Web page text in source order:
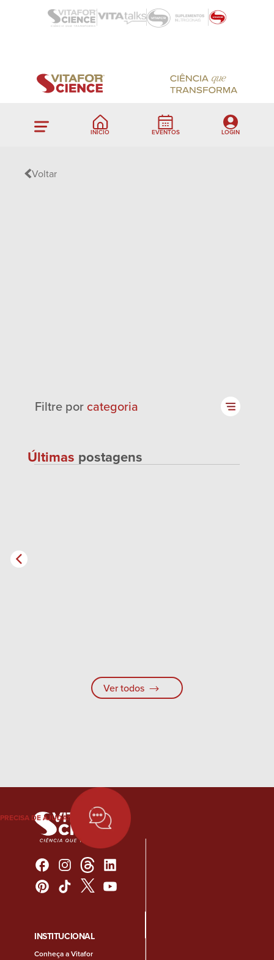
INÍCIO EVENTOS LOGIN
Voltar
Filtre por categoria
Últimas postagens
Ver todos
PRECISA DE AJUDA?
INSTITUCIONAL
Conheça a Vitafor